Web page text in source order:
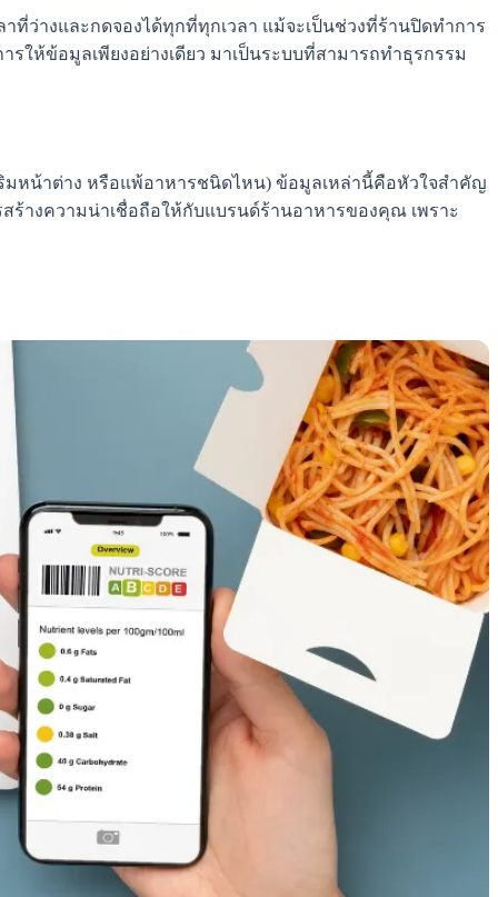
ว่างและกดจองได้ทุกที่ทุกเวลา แม้จะเป็นช่วงที่ร้านปิดทำการ
ให้ข้อมูลเพียงอย่างเดียว มาเป็นระบบที่สามารถทำธุรกรรม
มหน้าต่าง หรือแพ้อาหารชนิดไหน) ข้อมูลเหล่านี้คือหัวใจสำคัญ
สร้างความน่าเชื่อถือให้กับแบรนด์ร้านอาหารของคุณ เพราะ